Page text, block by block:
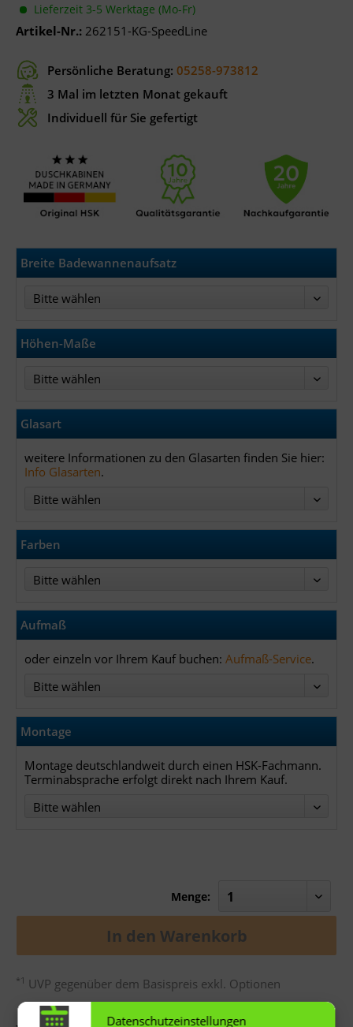
Lieferzeit 3-5 Werktage (Mo-Fr)
Artikel-Nr.: 262151-KG-SpeedLine
Persönliche Beratung: 05258-973812
3 Mal im letzten Monat gekauft
Individuell für Sie gefertigt
Breite Badewannenaufsatz
Höhen-Maße
Glasart
weitere Informationen zu den Glasarten finden Sie hier:
Info Glasarten.
Farben
Aufmaß
oder einzeln vor Ihrem Kauf buchen: Aufmaß-Service.
Montage
Montage deutschlandweit durch einen HSK-Fachmann.
Terminabsprache erfolgt direkt nach Ihrem Kauf.
Menge:
In den Warenkorb
*1 UVP gegenüber dem Basispreis exkl. Optionen
Datenschutzeinstellungen